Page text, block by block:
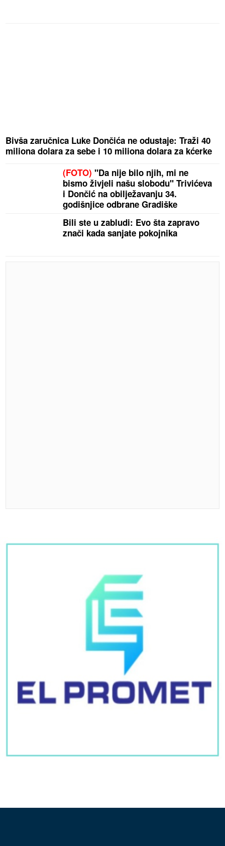
Bivša zaručnica Luke Dončića ne odustaje: Traži 40
miliona dolara za sebe i 10 miliona dolara za kćerke
(FOTO) "Da nije bilo njih, mi ne
bismo živjeli našu slobodu" Trivićeva
i Dončić na obilježavanju 34.
godišnjice odbrane Gradiške
Bili ste u zabludi: Evo šta zapravo
znači kada sanjate pokojnika